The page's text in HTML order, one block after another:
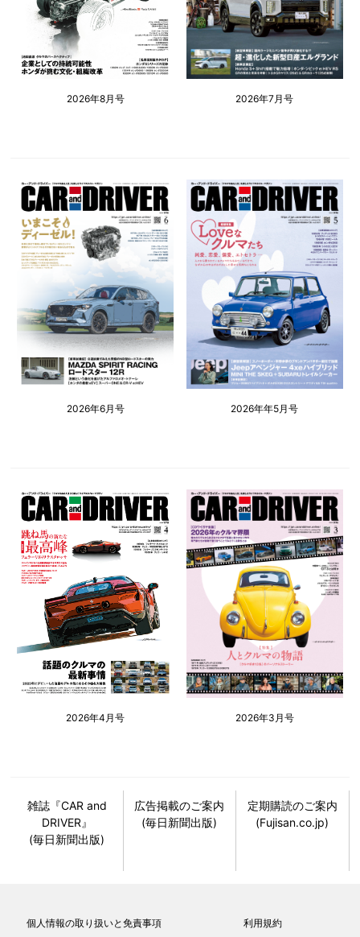
2026年8月号 2026年7月号
2026年6月号 2026年年5月号
2026年4月号 2026年3月号
雑誌『CAR and
DRIVER』
(毎日新聞出版)
広告掲載のご案内
(毎日新聞出版)
定期購読のご案内
(Fujisan.co.jp)
個人情報の取り扱いと免責事項 利用規約